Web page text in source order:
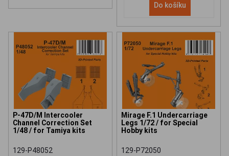
Do košíku
P-47D/M Intercooler
Channel Correction Set
1/48 / for Tamiya kits
129-P48052
Mirage F.1 Undercarriage
Legs 1/72 / for Special
Hobby kits
129-P72050